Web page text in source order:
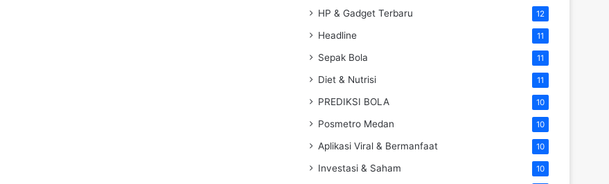
HP & Gadget Terbaru 12
Headline 11
Sepak Bola 11
Diet & Nutrisi 11
PREDIKSI BOLA 10
Posmetro Medan 10
Aplikasi Viral & Bermanfaat 10
Investasi & Saham 10